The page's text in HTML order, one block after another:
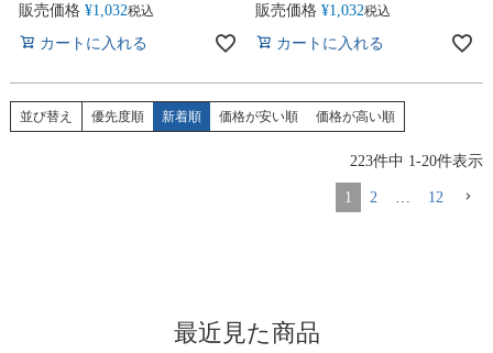
販売価格 ¥1,032税込
カートに入れる
販売価格 ¥1,032税込
カートに入れる
並び替え 優先度順 新着順 価格が安い順 価格が高い順
223件中 1-20件表示
1 2 12
最近見た商品